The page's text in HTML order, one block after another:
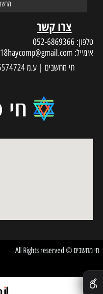
צרו קשר
טלפון: 052-6869366
אימייל: 18haycomp@gmail.com
חי מחשבים | ע.מ 025574724 | האלונים 66, יוקנעם עילית
חי מחשבים © All Rights reserved